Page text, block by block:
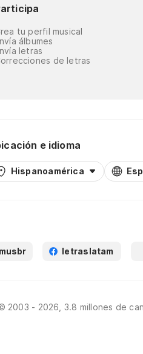
tu perfil musical
álbumes
letras
de letras
e idioma
Hispanoamérica
letraslatam
2003 - 2026, 3.8 millones de